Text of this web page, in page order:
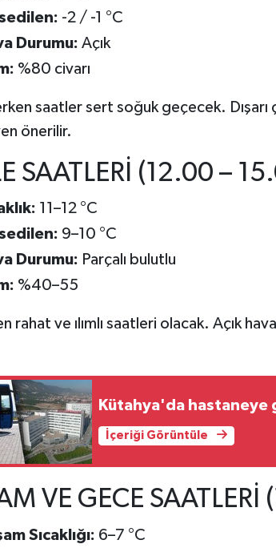
-2 / -1 °C
Durumu: Açık
%80 civarı
saatler sert soğuk geçecek. Dışarı
önerilir.
SAATLERİ (12.00 –
11–12 °C
9–10 °C
Durumu: Parçalı bulutlu
%40–55
rahat ve ılımlı saatleri olacak. Açık
Kütahya'da
İçeriği Görüntüle
VE GECE
Sıcaklığı: 6–7 °C